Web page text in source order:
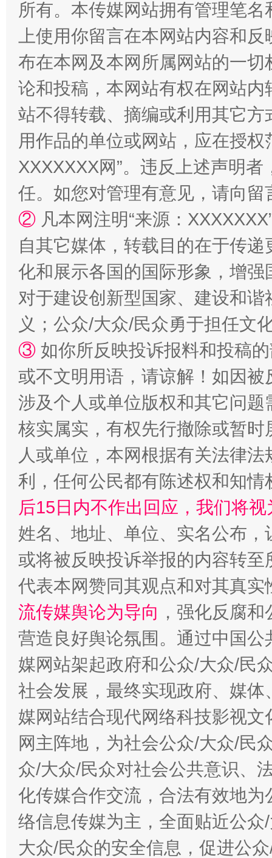
漫山遍野的桃花与雪山、麦地、白藏房 除
招工难、用工荒背后
这是一记警钟！ 谢
在谋一域中谋全局
今
所有。本传媒网站拥有管理笔
上使用你留言在本网站内容和
布在本网及本网所属网站的一
论和投稿，本网站有权在网站
站不得转载、摘编或利用其它
用作品的单位或网站，应在授
XXXXXXX网”。违反上述声明
任。如您对管理有意见，请向
② 凡本网注明“来源：
自其它媒体，转载目的在于传
化和展示各国的国际形象，增
对于建设创新型国家、建设和
义；公众/大众/民众勇于担任文
③ 如你所反映投诉报料和投稿
或不文明用语，请谅解！如因
涉及个人或单位版权和其它问题
核实属实，有权先行撤除或暂
人或单位，本网根据有关法律
利，任何公民都有陈述权和知情
后15日内不作出回应，我们将
姓名、地址、单位、实名公布
或将被反映投诉举报的内容转
代表本网赞同其观点和对其真实
流传媒舆论为导向 ，强化反腐
营造良好舆论氛围。通过中国
媒网站架起政府和公众/大众/民
社会发展，最终实现政府、媒
媒网站结合现代网络科技影视
网主阵地，为社会公众/大众/民
众/大众/民众对社会公共意识、
化传媒合作交流，合法有效地
络信息传媒为主，全面贴近公
大众/民众的安全信息，促进公